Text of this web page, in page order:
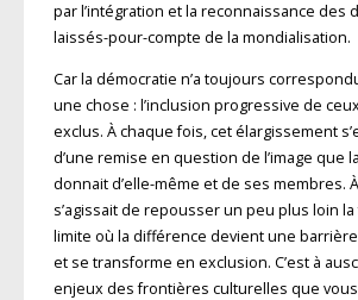
par l’intégration et la reconnaissance des
laissés-pour-compte de la mondialisation.
Car la démocratie n’a toujours
une chose : l’inclusion progressive de
exclus. À chaque fois, cet élargissement
d’une remise en question de l’image que
donnait d’elle-même et de ses membres.
s’agissait de repousser un peu plus loin
limite où la différence devient une
et se transforme en exclusion. C’est à
enjeux des frontières culturelles que